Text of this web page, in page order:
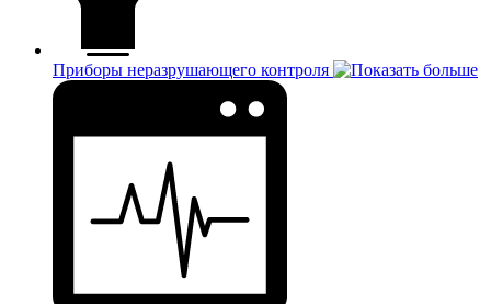
Приборы неразрушающего контроля